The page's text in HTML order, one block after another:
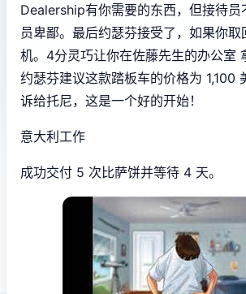
Dealership有你需要的东西，但接待员
员卑鄙。最后约瑟芬接受了，如果你取
机。4分灵巧让你在佐藤先生的办公室
约瑟芬建议这款踏板车的价格为 1,100
诉给托尼，这是一个好的开始！
意大利工作
成功交付 5 次比萨饼并等待 4 天。